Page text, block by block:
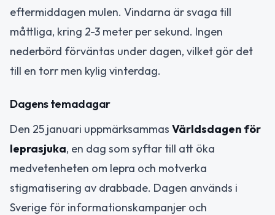
eftermiddagen mulen. Vindarna är svaga till
måttliga, kring 2-3 meter per sekund. Ingen
nederbörd förväntas under dagen, vilket gör det
till en torr men kylig vinterdag.
Dagens temadagar
Den 25 januari uppmärksammas Världsdagen för
leprasjuka, en dag som syftar till att öka
medvetenheten om lepra och motverka
stigmatisering av drabbade. Dagen används i
Sverige för informationskampanjer och